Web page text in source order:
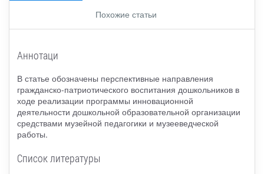
Похожие статьи
Аннотаци
В статье обозначены перспективные направления
гражданско-патриотического воспитания дошкольников в
ходе реализации программы инновационной
деятельности дошкольной образовательной организации
средствами музейной педагогики и музееведческой
работы.
Список литературы